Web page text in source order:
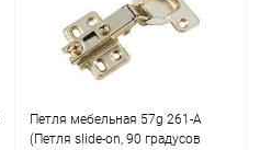
Петля мебельная 57g 261-A
(Петля slide-on, 90 градусов